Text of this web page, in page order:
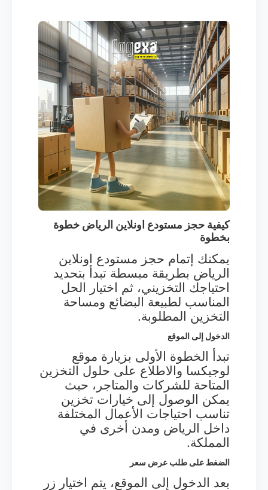
كيفية حجز مستودع اونلاين الرياض خطوة
بخطوة
يمكنك إتمام حجز مستودع اونلاين
الرياض بطريقة مبسطة تبدأ بتحديد
احتياجك التخزيني، ثم اختيار الحل
المناسب لطبيعة البضائع ومساحة
التخزين المطلوبة.
الدخول إلى الموقع
تبدأ الخطوة الأولى بزيارة موقع
لوجيكسا والاطلاع على حلول التخزين
المتاحة للشركات والمتاجر، حيث
يمكن الوصول إلى خيارات تخزين
تناسب احتياجات الأعمال المختلفة
داخل الرياض ومدن أخرى في
المملكة.
الضغط على طلب عرض سعر
بعد الدخول إلى الموقع، يتم اختيار زر